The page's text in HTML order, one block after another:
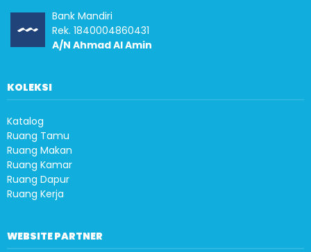
Bank Mandiri
Rek. 1840004860431
A/N Ahmad Al Amin
KOLEKSI
Katalog
Ruang Tamu
Ruang Makan
Ruang Kamar
Ruang Dapur
Ruang Kerja
WEBSITE PARTNER